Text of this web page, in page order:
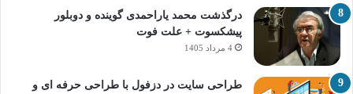
درگذشت محمد یاراحمدی گوینده و دوبلور
پیشکسوت + علت فوت
4 مرداد 1405
طراحی سایت در دزفول با طراحی حرفه‌ ای و